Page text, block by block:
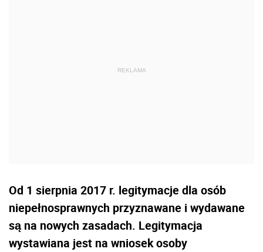
Od 1 sierpnia 2017 r. legitymacje dla osób
niepełnosprawnych przyznawane i wydawane
są na nowych zasadach. Legitymacja
wystawiana jest na wniosek osoby